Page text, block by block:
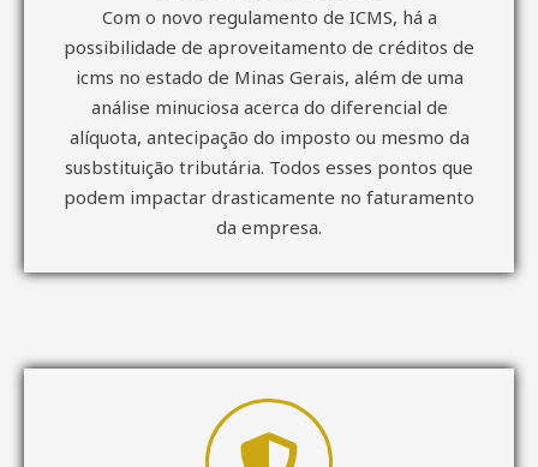
Com o novo regulamento de ICMS, há a
possibilidade de aproveitamento de créditos de
icms no estado de Minas Gerais, além de uma
análise minuciosa acerca do diferencial de
alíquota, antecipação do imposto ou mesmo da
susbstituição tributária. Todos esses pontos que
podem impactar drasticamente no faturamento
da empresa.